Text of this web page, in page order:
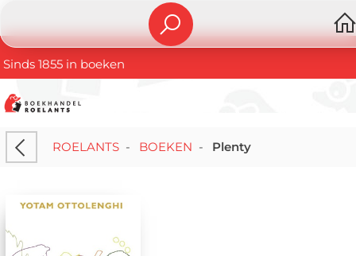
Sinds 1855 in boeken
ROELANTS- BOEKEN - Plenty